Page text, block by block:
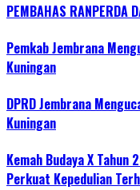
PEMBAHAS RANPERDA
Pemkab Jembrana
Kuningan
DPRD Jembrana
Kuningan
Kemah Budaya X Tahun
Perkuat Kepedulian